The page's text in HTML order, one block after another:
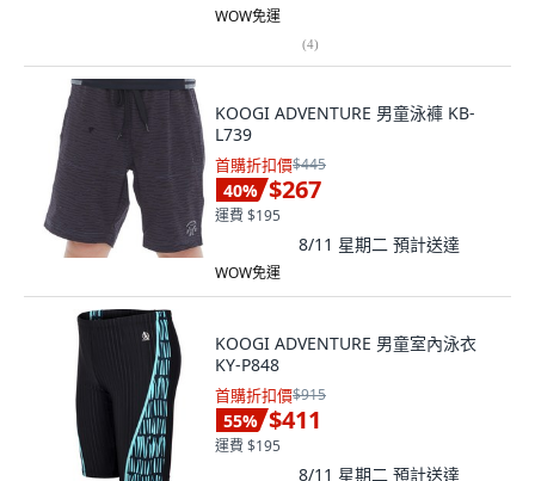
WOW免運
(4)
KOOGI ADVENTURE 男童泳褲 KB-
L739
首購折扣價$445
40% $267
運費 $195
8/11 星期二 預計送達
WOW免運
KOOGI ADVENTURE 男童室內泳衣
KY-P848
首購折扣價$915
55% $411
運費 $195
8/11 星期二 預計送達